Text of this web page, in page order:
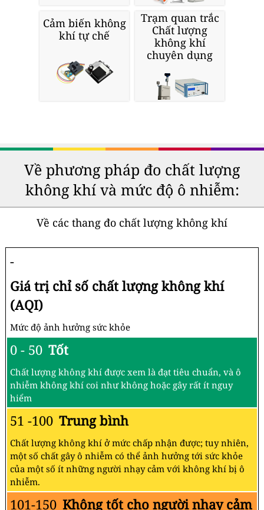
Cảm biến không
khí tự chế
Trạm quan trắc
Chất lượng
không khí
chuyên dụng
Về phương pháp đo chất lượng
không khí và mức độ ô nhiễm:
Về các thang đo chất lượng không khí
-
Giá trị chỉ số chất lượng không khí
(AQI)
Mức độ ảnh hưởng sức khỏe
0 - 50 Tốt
Chất lượng không khí được xem là đạt tiêu chuẩn, và ô
nhiễm không khí coi như không hoặc gây rất ít nguy
hiểm
51 -100 Trung bình
Chất lượng không khí ở mức chấp nhận được; tuy nhiên,
một số chất gây ô nhiễm có thể ảnh hưởng tới sức khỏe
của một số ít những người nhạy cảm với không khí bị ô
nhiễm.
101-150 Không tốt cho người nhạy cảm